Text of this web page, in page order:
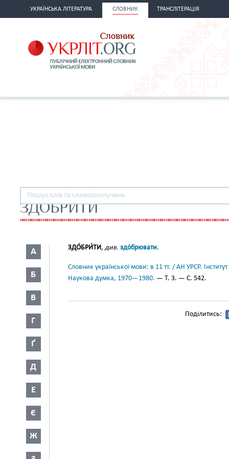
УКРАЇНСЬКА ЛІТЕРАТУРА СЛОВНИК ТРАНСЛІТЕРАЦІЯ
ЗДОБРИТИ
А
Б
В
Г
Ґ
Д
Е
Є
Ж
ЗДО́БРИ́ТИ, див. здо́брювати.
Словник української мови: в 11 тт. / АН УРСР.
Наукова думка, 1970—1980. — Т. 3. — С. 542.
Поділитись: